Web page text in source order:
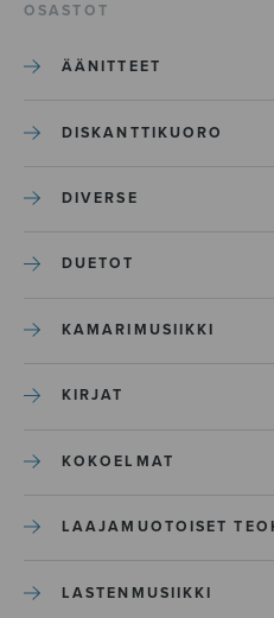
OSASTOT
ÄÄNITTEET
DISKANTTIKUORO
DIVERSE
DUETOT
KAMARIMUSIIKKI
KIRJAT
KOKOELMAT
LAAJAMUOTOISET
LASTENMUSIIKKI